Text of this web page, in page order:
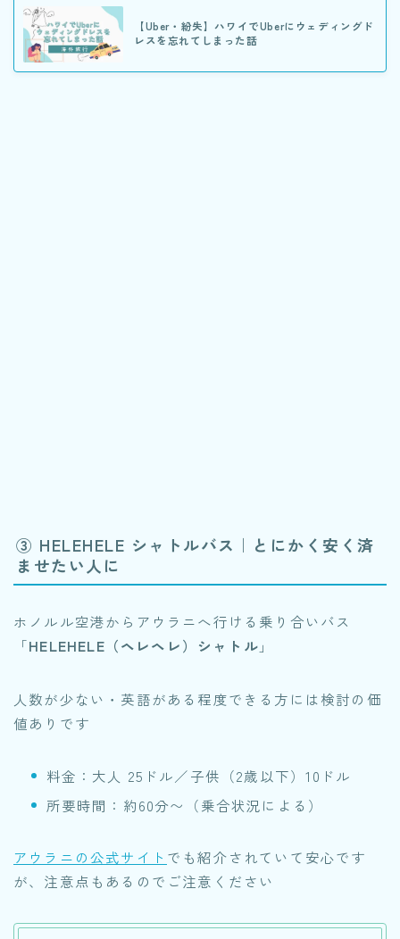
【Uber・紛失】ハワイでUberにウェディングド
レスを忘れてしまった話
③ HELEHELE シャトルバス｜とにかく安く済
ませたい人に
ホノルル空港からアウラニへ行ける乗り合いバス
「HELEHELE（ヘレヘレ）シャトル 」
人数が少ない・英語がある程度できる方には検討の価
値ありです
料金：大人 25ドル／子供（2歳以下）10ドル
所要時間：約60分〜（乗合状況による）
アウラニの公式サイト でも紹介されていて安心です
が、注意点もあるのでご注意ください